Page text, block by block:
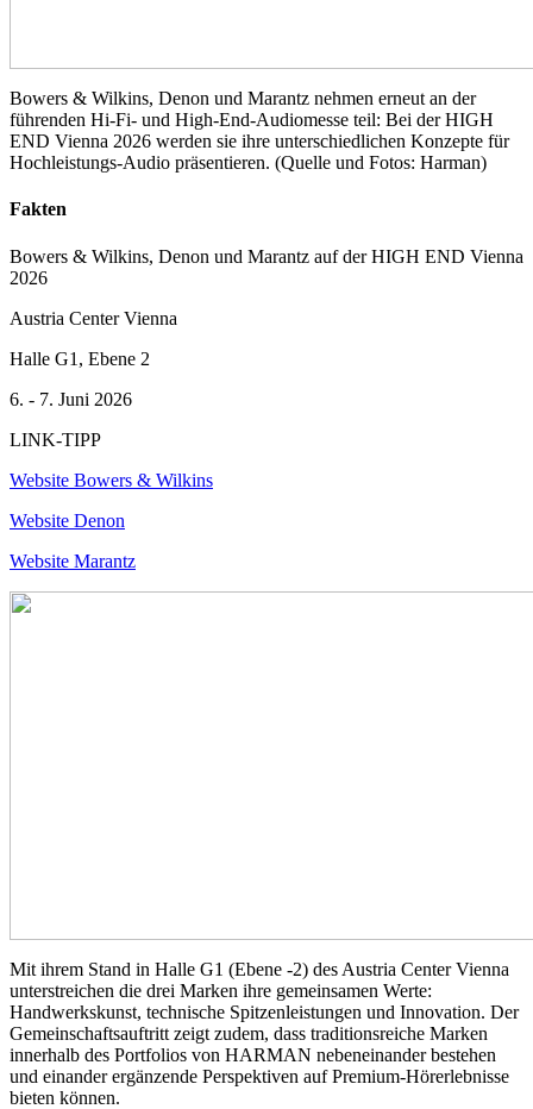
Bowers & Wilkins, Denon und Marantz nehmen erneut an der
führenden Hi-Fi- und High-End-Audiomesse teil: Bei der HIGH
END Vienna 2026 werden sie ihre unterschiedlichen Konzepte für
Hochleistungs-Audio präsentieren. (Quelle und Fotos: Harman)
Fakten
Bowers & Wilkins, Denon und Marantz auf der HIGH END Vienna
2026
Austria Center Vienna
Halle G1, Ebene 2
6. - 7. Juni 2026
LINK-TIPP
Website Bowers & Wilkins
Website Denon
Website Marantz
Mit ihrem Stand in Halle G1 (Ebene -2) des Austria Center Vienna
unterstreichen die drei Marken ihre gemeinsamen Werte:
Handwerkskunst, technische Spitzenleistungen und Innovation. Der
Gemeinschaftsauftritt zeigt zudem, dass traditionsreiche Marken
innerhalb des Portfolios von HARMAN nebeneinander bestehen
und einander ergänzende Perspektiven auf Premium-Hörerlebnisse
bieten können.